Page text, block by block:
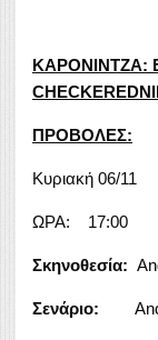
ΚΑΡΟΝΙΝΤΖΑ:
ΠΡΟΒΟΛΕΣ:
Κυριακή 06/11
ΩΡΑ: 17:00
Σκηνοθεσία:
Σενάριο: